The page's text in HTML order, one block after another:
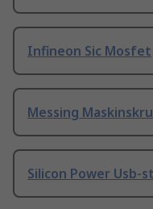
Infineon Sic Mosfet
Messing
Silicon Power Usb-